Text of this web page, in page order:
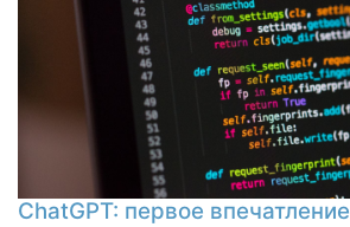
ChatGPT: первое впечатление